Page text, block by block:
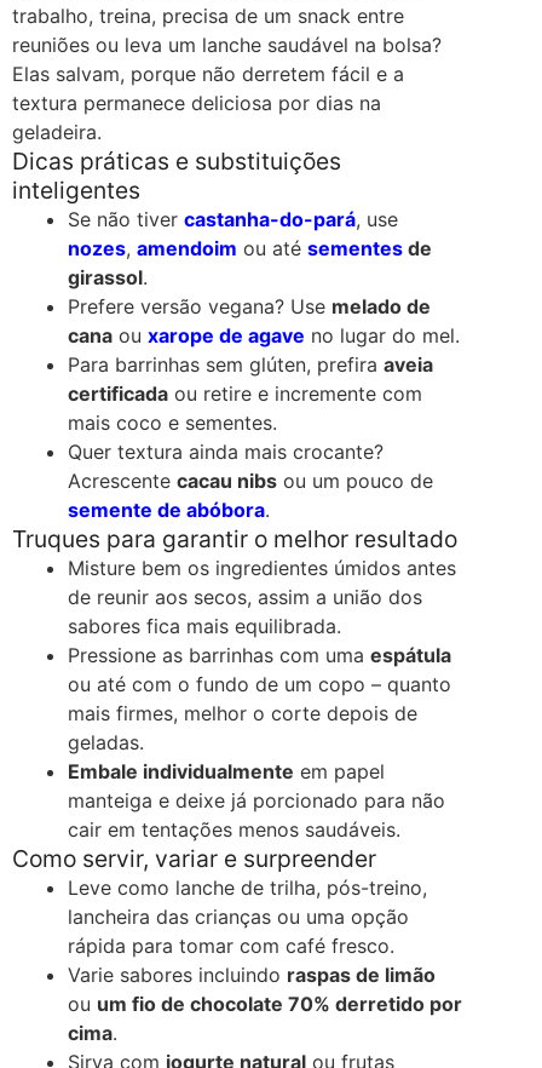
trabalho, treina, precisa de um snack entre
reuniões ou leva um lanche saudável na bolsa?
Elas salvam, porque não derretem fácil e a
textura permanece deliciosa por dias na
geladeira.
Dicas práticas e substituições
inteligentes
Se não tivercastanha-do-pará, use
nozes,amendoim ou atésementes de
girassol.
Prefere versão vegana? Use melado de
cana ouxarope de agave no lugar do mel.
Para barrinhas sem glúten, prefiraaveia
certificada ou retire e incremente com
mais coco e sementes.
Quer textura ainda mais crocante?
Acrescentecacau nibs ou um pouco de
semente de abóbora.
Truques para garantir o melhor resultado
Misture bem os ingredientes úmidos antes
de reunir aos secos, assim a união dos
sabores fica mais equilibrada.
Pressione as barrinhas com umaespátula
ou até com o fundo de um copo – quanto
mais firmes, melhor o corte depois de
geladas.
Embale individualmente em papel
manteiga e deixe já porcionado para não
cair em tentações menos saudáveis.
Como servir, variar e surpreender
Leve como lanche de trilha, pós-treino,
lancheira das crianças ou uma opção
rápida para tomar com café fresco.
Varie sabores incluindo raspas de limão
ou um fio de chocolate 70% derretido por
cima.
Sirva com iogurte natural ou frutas